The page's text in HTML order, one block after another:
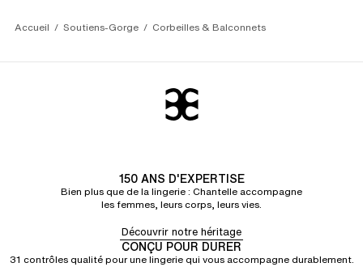
Accueil Soutiens-Gorge Corbeilles & Balconnets
150 ANS D'EXPERTISE
Bien plus que de la lingerie : Chantelle accompagne
les femmes, leurs corps, leurs vies.
Découvrir notre héritage
CONÇU POUR DURER
31 contrôles qualité pour une lingerie qui vous accompagne durablement.